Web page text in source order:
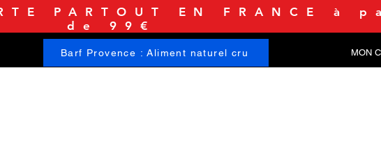
PARTOUT EN FRANCE à
de 99€
Barf Provence : Aliment naturel cru MON